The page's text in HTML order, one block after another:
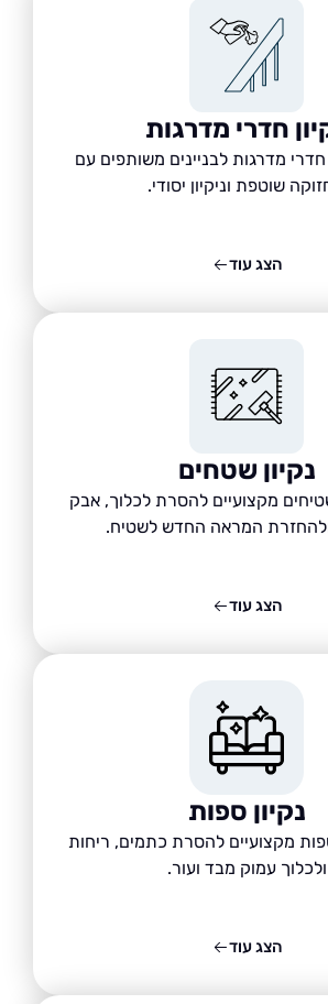
מדרגות
לבניינים משותפים עם
וניקיון יסודי.
שטחים
להסרת לכלוך, אבק
המראה החדש לשטיח.
ספות
להסרת כתמים, ריחות
מבד ועור.